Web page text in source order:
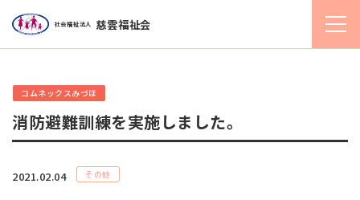
社会福祉法人 慈雲福祉会
コムネックスみづほ
消防避難訓練を実施しました。
2021.02.04 その他